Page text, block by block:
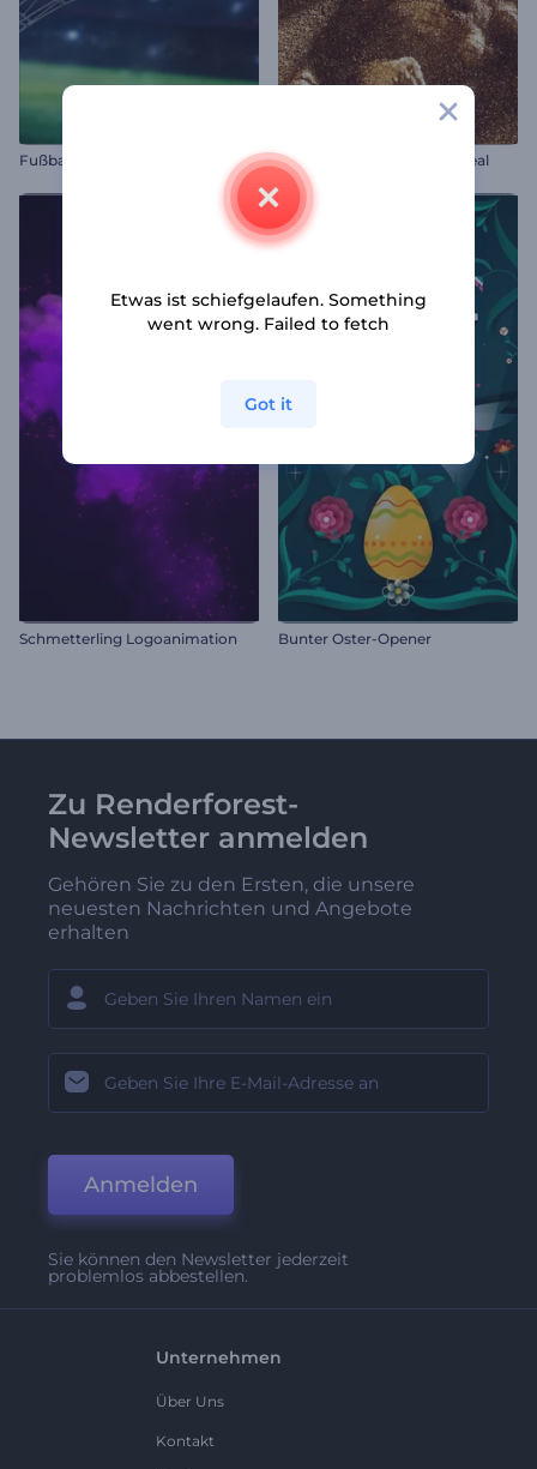
Fußballspiel Intro Glitzernder Sand Logo Reveal
Schmetterling Logoanimation Bunter Oster-Opener
Zu Renderforest-
Newsletter anmelden
Gehören Sie zu den Ersten, die unsere
neuesten Nachrichten und Angebote
erhalten
Anmelden
Sie können den Newsletter jederzeit
problemlos abbestellen.
Unternehmen
Über Uns
Kontakt
Etwas ist schiefgelaufen. Something
went wrong. Failed to fetch
Got it